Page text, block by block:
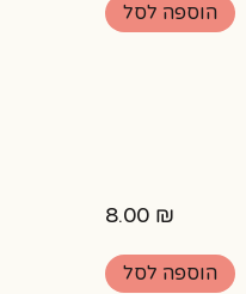
הוספה לסל
8.00 ₪
הוספה לסל